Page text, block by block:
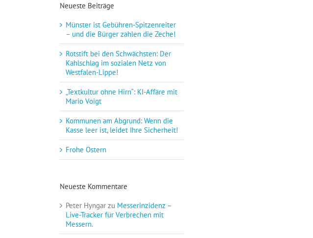
Neueste Beiträge
Münster ist Gebühren-Spitzenreiter
– und die Bürger zahlen die Zeche!
Rotstift bei den Schwächsten: Der
Kahlschlag im sozialen Netz von
Westfalen-Lippe!
„Textkultur ohne Hirn“: KI-Affäre mit
Mario Voigt
Kommunen am Abgrund: Wenn die
Kasse leer ist, leidet Ihre Sicherheit!
Frohe Ostern
Neueste Kommentare
Peter Hyngar zu Messerinzidenz –
Live-Tracker für Verbrechen mit
Messern.